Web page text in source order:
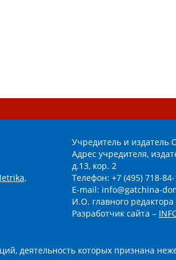
Учредитель и
Адрес учредителя,
д.13, кор. 2
Телефон: +7 (495) 718-84-
E-mail: info@gatchina-
И.О. главного
Разработчик сайта –
деятельность которых признана